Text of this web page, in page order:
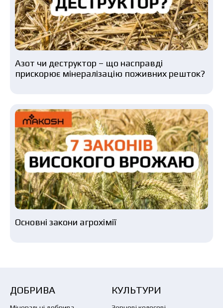
Азот чи деструктор – що насправді
прискорює мінералізацію поживних решток?
Основні закони агрохімії
ДОБРИВА КУЛЬТУРИ